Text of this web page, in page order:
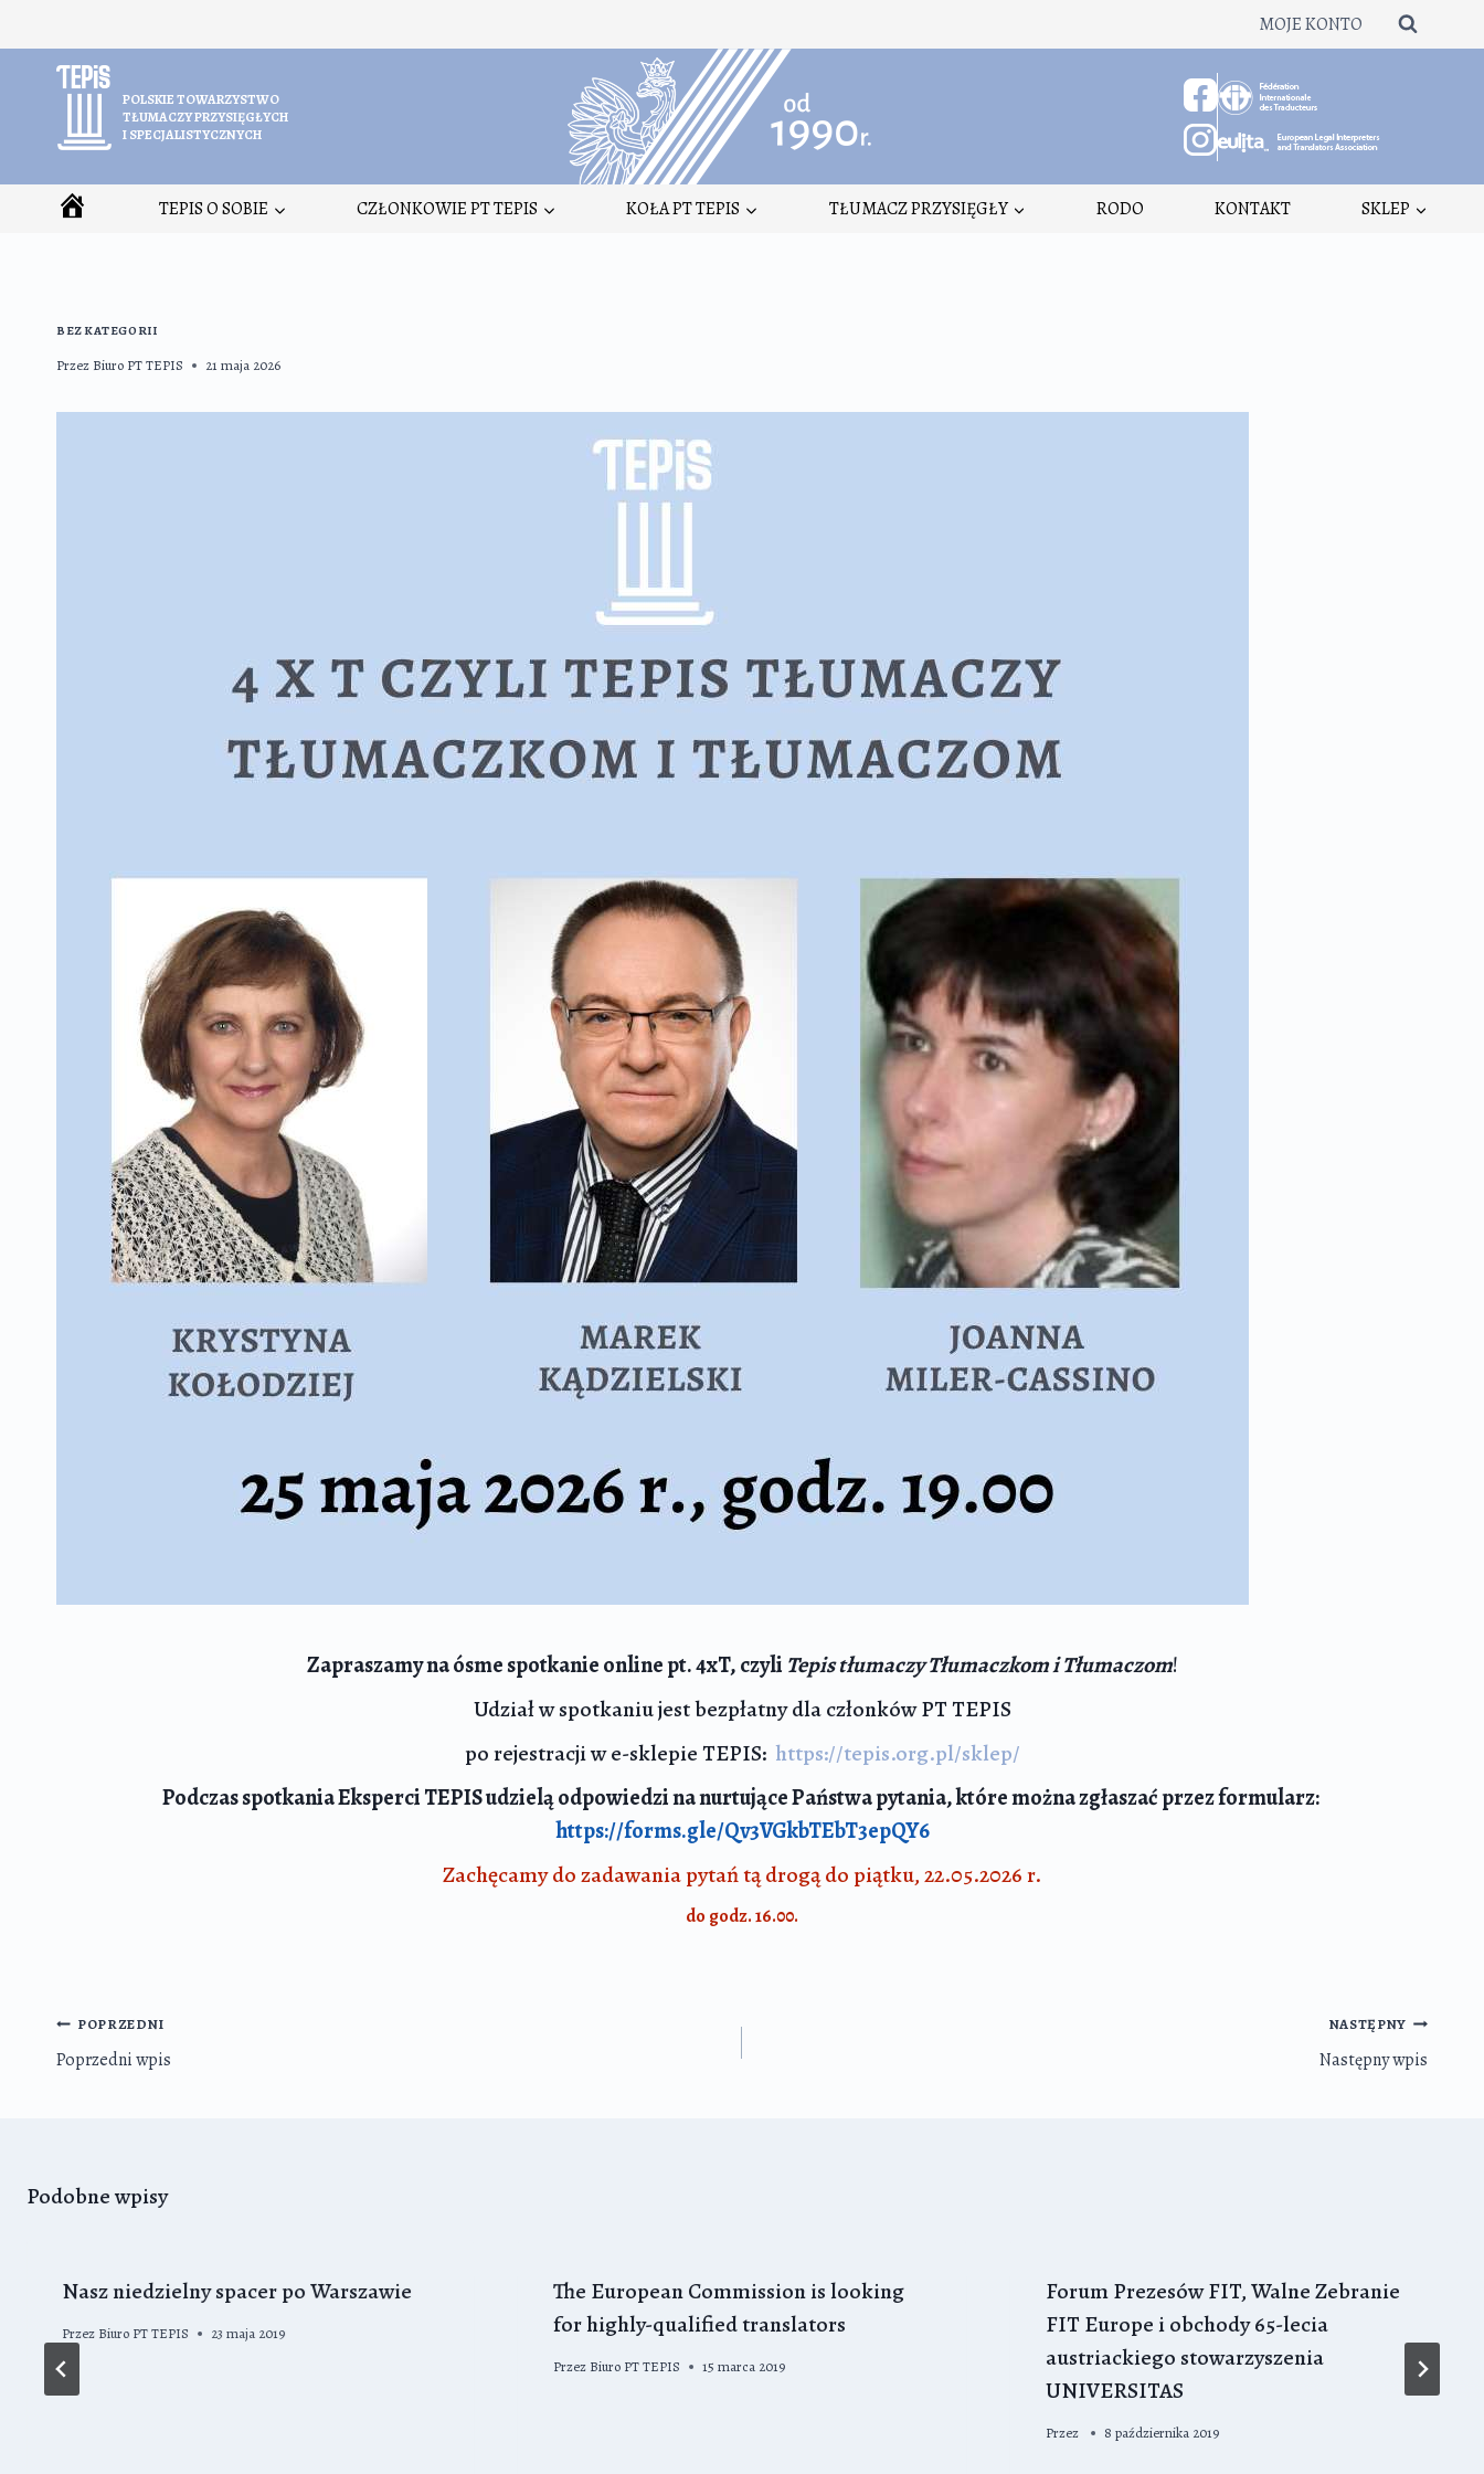
MOJE KONTO
POLSKIE TOWARZYSTWO
TŁUMACZY PRZYSIĘGŁYCH
I SPECJALISTYCZNYCH
TEPIS O SOBIE CZŁONKOWIE PT TEPIS KOŁA PT TEPIS TŁUMACZ PRZYSIĘGŁY RODO KONTAKT SKLEP
BEZ KATEGORII
Przez Biuro PT TEPIS 21 maja 2026
Zapraszamy na ósme spotkanie online pt. 4xT, czyli Tepis tłumaczy Tłumaczkom i Tłumaczom!
Udział w spotkaniu jest bezpłatny dla członków PT TEPIS
po rejestracji w e-sklepie TEPIS: https://tepis.org.pl/sklep/
Podczas spotkania Eksperci TEPIS udzielą odpowiedzi na nurtujące Państwa pytania, które można zgłaszać przez formularz:
https://forms.gle/Qv3VGkbTEbT3epQY6
Zachęcamy do zadawania pytań tą drogą do piątku, 22.05.2026 r.
do godz. 16.00.
Nawigacja
wpisu
POPRZEDNI
Poprzedni wpis
NASTĘPNY
Następny wpis
Podobne wpisy
Nasz niedzielny spacer po Warszawie
Przez Biuro PT TEPIS 23 maja 2019
The European Commission is looking
for highly-qualified translators
Przez Biuro PT TEPIS 15 marca 2019
Forum Prezesów FIT, Walne Zebranie
FIT Europe i obchody 65-lecia
austriackiego stowarzyszenia
UNIVERSITAS
Przez 8 października 2019